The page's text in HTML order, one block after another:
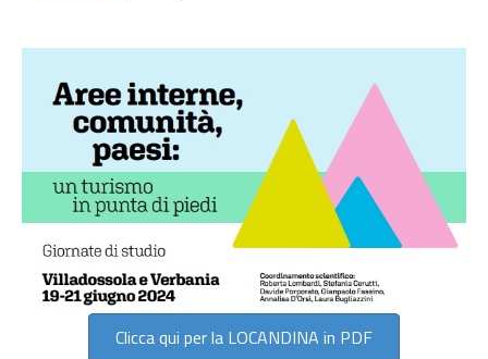
Clicca qui per la LOCANDINA in PDF